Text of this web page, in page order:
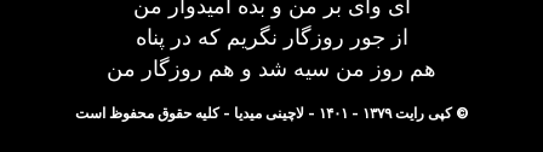
ای وای بر من و بده امیدوار من
از جور روزگار نگریم که در پناه
هم روز من سیه شد و هم روزگار من
© کپی رایت ۱۳۷۹ - ۱۴۰۱ - لاچینی میدیا - کلیه حقوق محفوظ است